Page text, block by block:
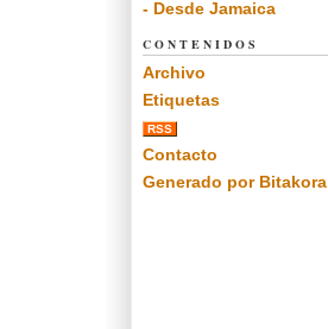
- Desde Jamaica
CONTENIDOS
Archivo
Etiquetas
RSS
Contacto
Generado por Bitakora